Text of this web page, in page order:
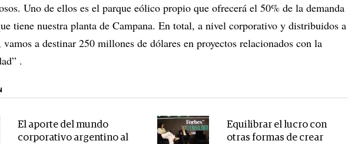
Uno de ellos es el parque eólico propio que ofrecerá el 50% de la demanda
tiene nuestra planta de Campana. En total, a nivel corporativo y distribuidos a
a destinar 250 millones de dólares en proyectos relacionados con la
.
El aporte del mundo
corporativo argentino al
Equilibrar el lucro con
otras formas de crear